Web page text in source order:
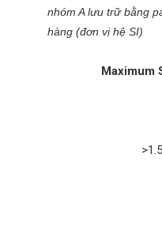
nhóm A lưu trữ bằng
hàng (đơn vị hệ SI)
Maximum